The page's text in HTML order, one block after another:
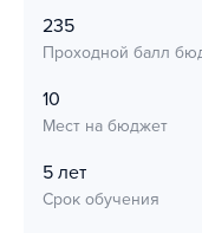
235
Проходной балл
10
Мест на бюджет
5 лет
Срок обучения